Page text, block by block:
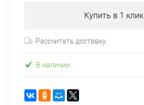
Купить в 1 клик
Рассчитать доставку
В наличии